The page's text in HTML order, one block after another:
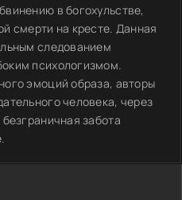
в богохульстве,
смерти на кресте. Данная
следованием
психологизмом.
эмоций образа, авторы
человека, через
забота